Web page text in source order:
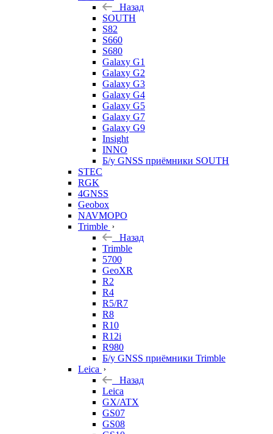
Назад
SOUTH
S82
S660
S680
Galaxy G1
Galaxy G2
Galaxy G3
Galaxy G4
Galaxy G5
Galaxy G7
Galaxy G9
Insight
INNO
Б/у GNSS приёмники SOUTH
STEC
RGK
4GNSS
Geobox
NAVMOPO
Trimble
Назад
Trimble
5700
GeoXR
R2
R4
R5/R7
R8
R10
R12i
R980
Б/у GNSS приёмники Trimble
Leica
Назад
Leica
GX/ATX
GS07
GS08